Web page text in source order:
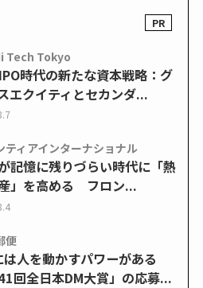
Tech Tokyo
時代の新たな資本戦略：グ
エクイティとセカンダ...
ティアインターナショナル
記憶に残りづらい時代に「熱
」を高める フロン...
便
は人を動かすパワーがある
41回全日本DM大賞」の応募...